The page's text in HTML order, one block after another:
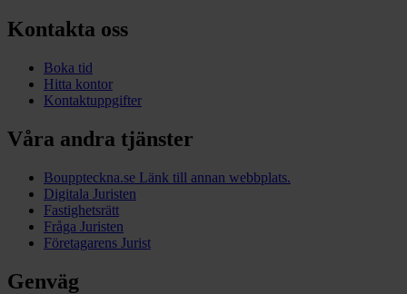
Kontakta oss
Boka tid
Hitta kontor
Kontaktuppgifter
Våra andra tjänster
Bouppteckna.se Länk till annan webbplats.
Digitala Juristen
Fastighetsrätt
Fråga Juristen
Företagarens Jurist
Genväg